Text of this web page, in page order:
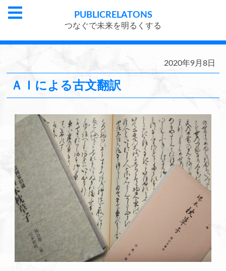
PUBLICRELATONS
つなぐで未来を明るくする
2020年9月8日
ＡＩによる古文翻訳